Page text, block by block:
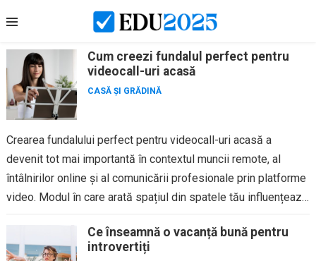
to
Cum creezi fundalul perfect pentru
videocall-uri acasă
CASĂ ȘI GRĂDINĂ
Crearea fundalului perfect pentru videocall-uri acasă a
devenit tot mai importantă în contextul muncii remote, al
întâlnirilor online și al comunicării profesionale prin platforme
video. Modul în care arată spațiul din spatele tău influențează
Ce înseamnă o vacanță bună pentru
introvertiți